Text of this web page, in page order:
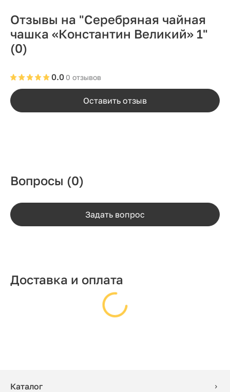
Отзывы на "Серебряная чайная
чашка «Константин Великий» 1"
(0)
0 отзывов
0.0
Оставить отзыв
Вопросы (0)
Задать вопрос
Доставка и оплата
Каталог